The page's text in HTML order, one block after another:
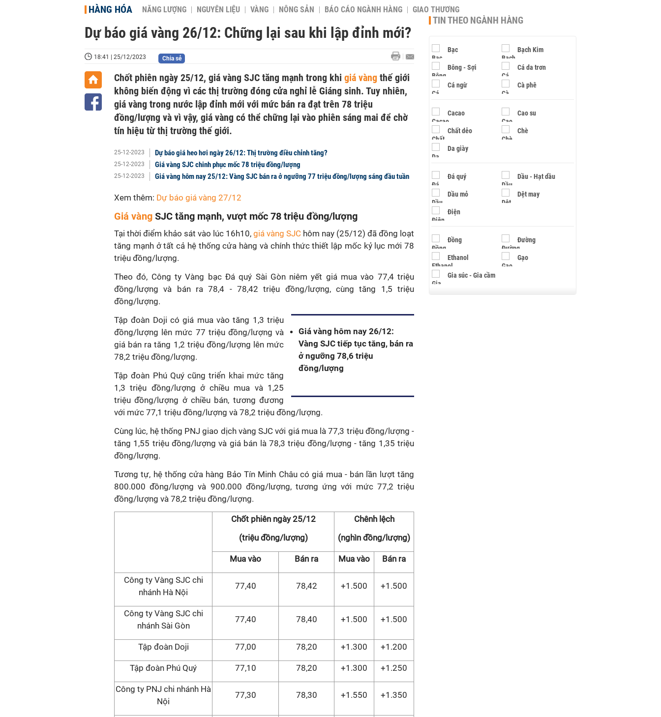
HÀNG HÓA NĂNG LƯỢNG NGUYÊN LIỆU VÀNG NÔNG SẢN BÁO CÁO NGÀNH HÀNG GIAO THƯƠNG
Dự báo giá vàng 26/12: Chững lại sau khi lập đỉnh mới?
18:41 | 25/12/2023 Chia sẻ
Chốt phiên ngày 25/12, giá vàng SJC tăng mạnh trong khi giá vàng thế giới
không biến động vì các thị trường đóng cửa nghỉ lễ Giáng sinh. Tuy nhiên,
giá vàng trong nước lập đỉnh mới với mức bán ra đạt trên 78 triệu
đồng/lượng và vì vậy, giá vàng có thể chững lại vào phiên sáng mai để chờ
tín hiệu từ thị trường thế giới.
25-12-2023 Dự báo giá heo hơi ngày 26/12: Thị trường điều chỉnh tăng?
25-12-2023 Giá vàng SJC chinh phục mốc 78 triệu đồng/lượng
25-12-2023 Giá vàng hôm nay 25/12: Vàng SJC bán ra ở ngưỡng 77 triệu đồng/lượng sáng đầu tuần
Xem thêm: Dự báo giá vàng 27/12
Giá vàng SJC tăng mạnh, vượt mốc 78 triệu đồng/lượng
Tại thời điểm khảo sát vào lúc 16h10, giá vàng SJC hôm nay (25/12) đã đồng loạt
tăng mạnh ở tất cả hệ thống cửa hàng và chính thức thiết lập mốc kỷ lục mới 78
triệu đồng/lượng.
Theo đó, Công ty Vàng bạc Đá quý Sài Gòn niêm yết giá mua vào 77,4 triệu
đồng/lượng và bán ra 78,4 - 78,42 triệu đồng/lượng, cùng tăng 1,5 triệu
đồng/lượng.
Giá vàng hôm nay 26/12:
Vàng SJC tiếp tục tăng, bán ra
ở ngưỡng 78,6 triệu
đồng/lượng
Tập đoàn Doji có giá mua vào tăng 1,3 triệu
đồng/lượng lên mức 77 triệu đồng/lượng và
giá bán ra tăng 1,2 triệu đồng/lượng lên mức
78,2 triệu đồng/lượng.
Tập đoàn Phú Quý cũng triển khai mức tăng
1,3 triệu đồng/lượng ở chiều mua và 1,25
triệu đồng/lượng ở chiều bán, tương đương
với mức 77,1 triệu đồng/lượng và 78,2 triệu đồng/lượng.
Cùng lúc, hệ thống PNJ giao dịch vàng SJC với giá mua là 77,3 triệu đồng/lượng -
tăng 1,55 triệu đồng/lượng và giá bán là 78,3 triệu đồng/lượng - tăng 1,35 triệu
đồng/lượng.
Tương tự, hệ thống cửa hàng Bảo Tín Minh Châu có giá mua - bán lần lượt tăng
800.000 đồng/lượng và 900.000 đồng/lượng, tương ứng với mức 77,2 triệu
đồng/lượng và 78,2 triệu đồng/lượng.
Chốt phiên ngày 25/12
(triệu đồng/lượng)
Chênh lệch
(nghìn đồng/lượng)
Mua vào Bán ra Mua vào Bán ra
Công ty Vàng SJC chi
nhánh Hà Nội
77,40 78,42 +1.500 +1.500
Công ty Vàng SJC chi
nhánh Sài Gòn
77,40 78,40 +1.500 +1.500
Tập đoàn Doji 77,00 78,20 +1.300 +1.200
Tập đoàn Phú Quý 77,10 78,20 +1.300 +1.250
Công ty PNJ chi nhánh Hà
Nội
77,30 78,30 +1.550 +1.350
TIN THEO NGÀNH HÀNG
Bạc Bạch Kim
Bông - Sợi Cá da trơn
Cá ngừ Cà phê
Cacao Cao su
Chất dẻo Chè
Da giày
Đá quý Dầu - Hạt dầu
Dầu mỏ Dệt may
Điện
Đồng Đường
Ethanol Gạo
Gia súc - Gia cầm